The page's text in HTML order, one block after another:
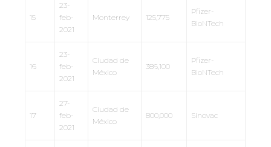
15
23-
feb-
2021
Monterrey 125,775
Pfizer-
BioNTech
16
23-
feb-
2021
Ciudad de
México
386,100
Pfizer-
BioNTech
17
27-
feb-
2021
Ciudad de
México
800,000 Sinovac